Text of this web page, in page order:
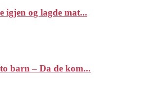
igjen og lagde mat...
barn – Da de kom...